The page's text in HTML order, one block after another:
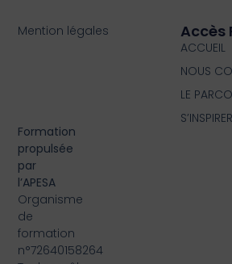
Formation
propulsée
par
l’APESA
Organisme
de
formation
n°72640158264
Accès
ACCUEIL
NOUS
LE
S’INSPIRER
Mention légales